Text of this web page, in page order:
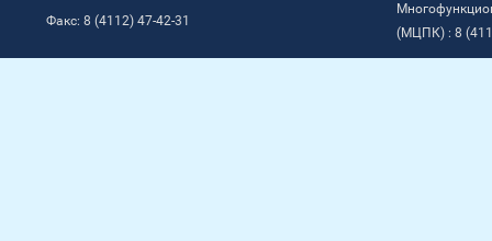
Факс: 8 (4112) 47-42-31
(МЦПК) : 8